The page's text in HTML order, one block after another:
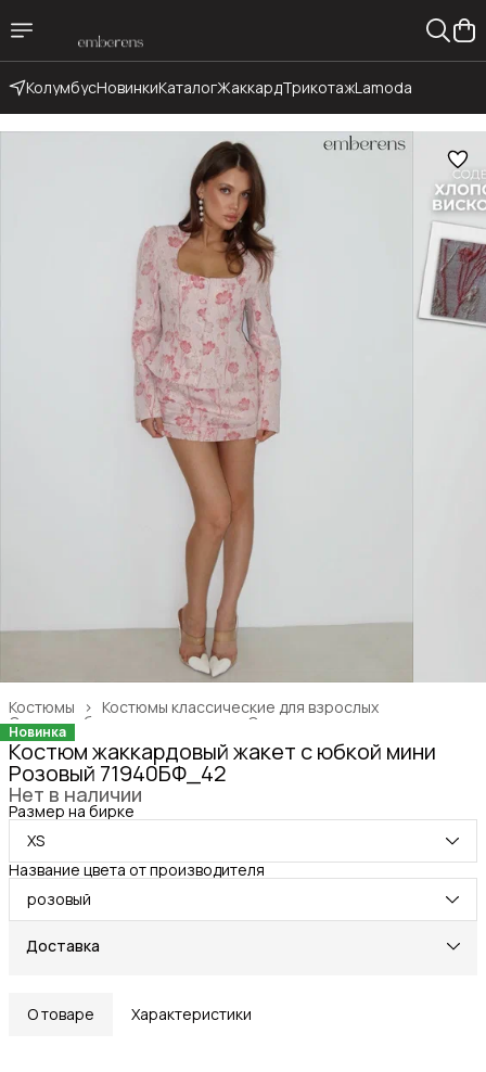
КолумбусНовинкиКаталогЖаккардТрикотажLamoda
Костюмы классические для взрослых
Костюмы ›
Одежда для взрослых
Одежда, обувь и аксессуары
Главная
Новинка
Костюм жаккардовый жакет с юбкой мини
Розовый 71940БФ_42
Нет в наличии
Размер на бирке
XS
Название цвета от производителя
розовый
Доставка
О товаре Характеристики